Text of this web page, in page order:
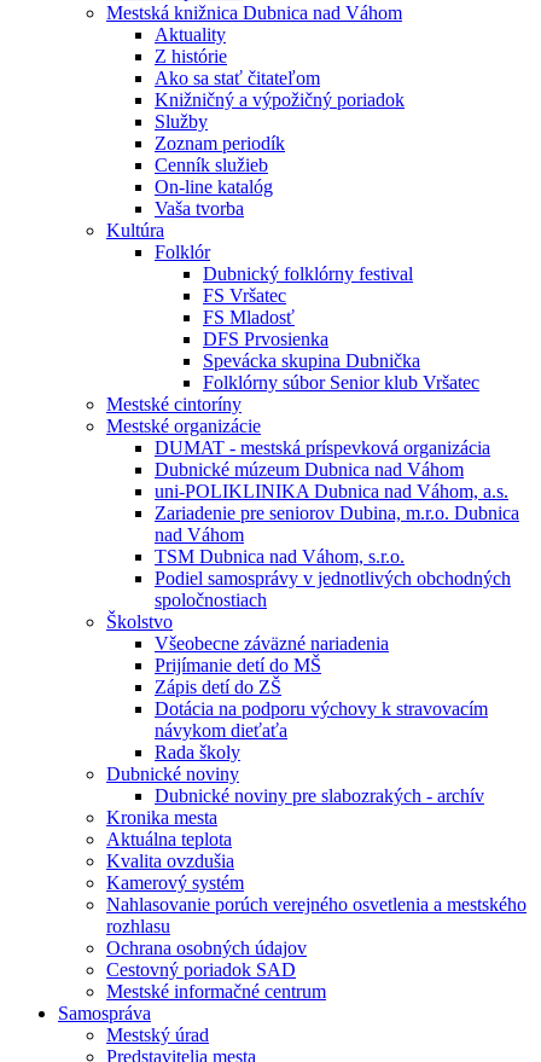
Mestská knižnica Dubnica nad Váhom
Aktuality
Z histórie
Ako sa stať čitateľom
Knižničný a výpožičný poriadok
Služby
Zoznam periodík
Cenník služieb
On-line katalóg
Vaša tvorba
Kultúra
Folklór
Dubnický folklórny festival
FS Vršatec
FS Mladosť
DFS Prvosienka
Spevácka skupina Dubnička
Folklórny súbor Senior klub Vršatec
Mestské cintoríny
Mestské organizácie
DUMAT - mestská príspevková organizácia
Dubnické múzeum Dubnica nad Váhom
uni-POLIKLINIKA Dubnica nad Váhom, a.s.
Zariadenie pre seniorov Dubina, m.r.o. Dubnica
nad Váhom
TSM Dubnica nad Váhom, s.r.o.
Podiel samosprávy v jednotlivých obchodných
spoločnostiach
Školstvo
Všeobecne záväzné nariadenia
Prijímanie detí do MŠ
Zápis detí do ZŠ
Dotácia na podporu výchovy k stravovacím
návykom dieťaťa
Rada školy
Dubnické noviny
Dubnické noviny pre slabozrakých - archív
Kronika mesta
Aktuálna teplota
Kvalita ovzdušia
Kamerový systém
Nahlasovanie porúch verejného osvetlenia a mestského
rozhlasu
Ochrana osobných údajov
Cestovný poriadok SAD
Mestské informačné centrum
Samospráva
Mestský úrad
Predstavitelia mesta